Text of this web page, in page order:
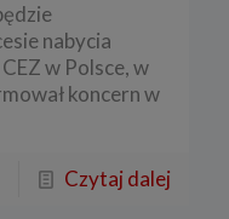
nabycia
w Polsce, w
koncern w
Czytaj dalej